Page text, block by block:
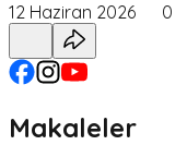
12 Haziran 2026 0
Makaleler